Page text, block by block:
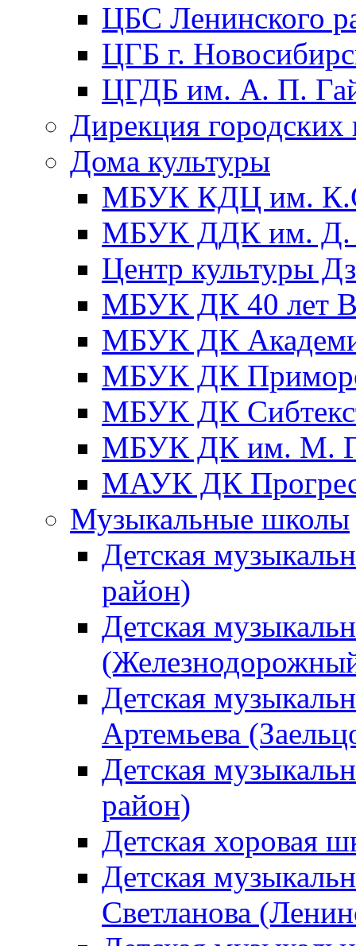
ЦБС Ленинского
ЦГБ г.
ЦГДБ им. А. П.
Дирекция городских
Дома культуры
МБУК КДЦ им.
МБУК ДДК им. Д.
Центр культуры
МБУК ДК 40 лет
МБУК ДК
МБУК ДК
МБУК ДК
МБУК ДК им. М.
МАУК ДК
Музыкальные школы
Детская
район)
Детская
Детская
Артемьева
Детская
район)
Детская хоровая
Детская
Светланова